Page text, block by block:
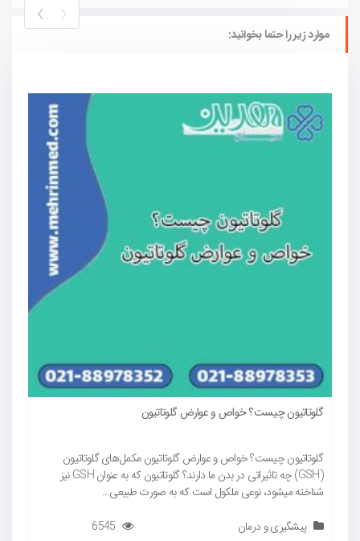
موارد زیر را حتما بخوانید:
گلوتاتیون چیست؟ خواص و عوارض گلوتاتیون
گلوتاتیون چیست؟ خواص و عوارض گلوتاتیون مکمل‌های گلوتاتیون
(GSH) چه تاثیراتی در بدن ما دارند؟ گلوتاتیون که به عنوان GSH نیز
شناخته میشود، نوعی ملکول است که به صورت طبیعی...
پیشگیری و درمان
‹
›